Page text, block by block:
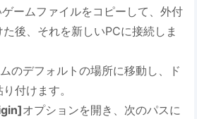
ームファイルをコピーして、外付
後、それを新しいPCに接続しま
のデフォルトの場所に移動し、ド
付けます。
オプションを開き、次のパスに